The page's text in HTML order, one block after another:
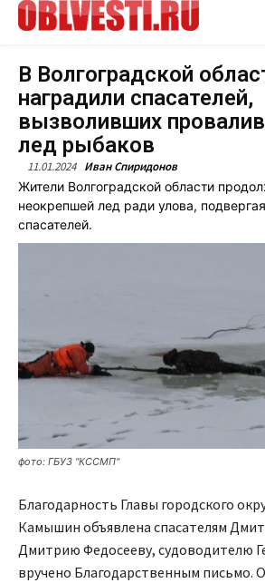
В Волгоградской
наградили спасателей,
вызволивших
лед рыбаков
11.01.2024 Иван Спиридонов
Жители Волгоградской области
неокрепшей лед ради улова,
спасателей.
фото: ГБУЗ "КССМП"
Благодарность Главы городского
Камышин объявлена спасателям
Дмитрию Федосееву, судоводителю
вручено Благодарственным письмо.